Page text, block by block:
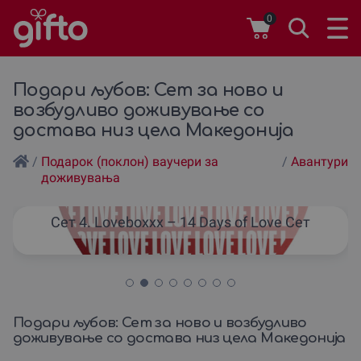
0
Подари љубов: Сет за ново и
возбудливо доживување со
достава низ цела Македонија
/ Подарок (поклон) ваучери за
доживувања
/ Авантури
Сет 4. Loveboxxx – 14 Days of Love Сет
Подари љубов: Сет за ново и возбудливо
доживување со достава низ цела Македонија